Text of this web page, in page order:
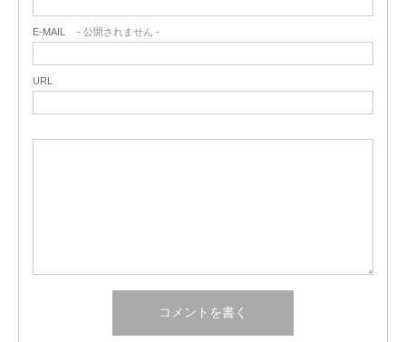
E-MAIL - 公開されません -
URL